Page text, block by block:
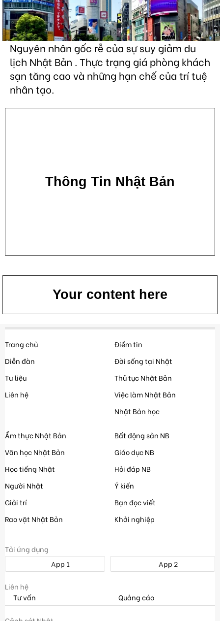
Nguyên nhân gốc rễ của sự suy giảm du
lịch Nhật Bản . Thực trạng giá phòng khách
sạn tăng cao và những hạn chế của trí tuệ
nhân tạo.
Thông Tin Nhật Bản
Your content here
Trang chủ
Diễn đàn
Tư liệu
Liên hệ
Điểm tin
Đời sống tại Nhật
Thủ tục Nhật Bản
Việc làm Nhật Bản
Nhật Bản học
Ẩm thực Nhật Bản
Văn học Nhật Bản
Học tiếng Nhật
Người Nhật
Giải trí
Rao vặt Nhật Bản
Bất động sản NB
Giáo dục NB
Hỏi đáp NB
Ý kiến
Bạn đọc viết
Khởi nghiệp
Tải ứng dụng
App 1
App 2
Liên hệ
Tư vấn
Quảng cáo